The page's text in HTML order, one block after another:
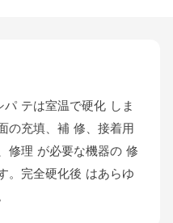
テは室温で硬化 しま
の充填、補 修、接着用
修理 が必要な機器の 修
。完全硬化後 はあらゆ